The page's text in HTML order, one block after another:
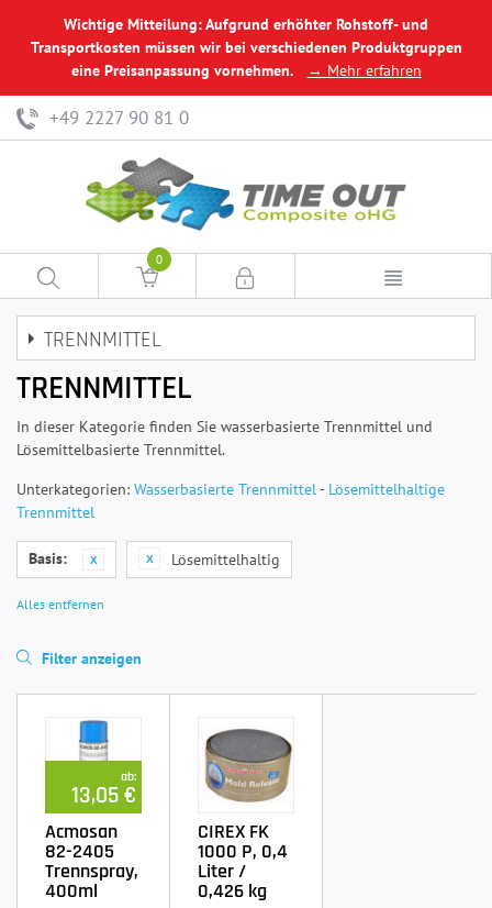
Wichtige Mitteilung: Aufgrund erhöhter Rohstoff- und
Transportkosten müssen wir bei verschiedenen Produktgruppen
eine Preisanpassung vornehmen.
→ Mehr erfahren
+49 2227 90 81 0
0
TRENNMITTEL
TRENNMITTEL
In dieser Kategorie finden Sie wasserbasierte Trennmittel und
Lösemittelbasierte Trennmittel.
Unterkategorien: Wasserbasierte Trennmittel- Lösemittelhaltige
Trennmittel
Basis: Lösemittelhaltig
Alles entfernen
Filter anzeigen
ab:
13,05 €
Acmosan
82-2405
Trennspray,
400ml
CIREX FK
1000 P, 0,4
Liter /
0,426 kg